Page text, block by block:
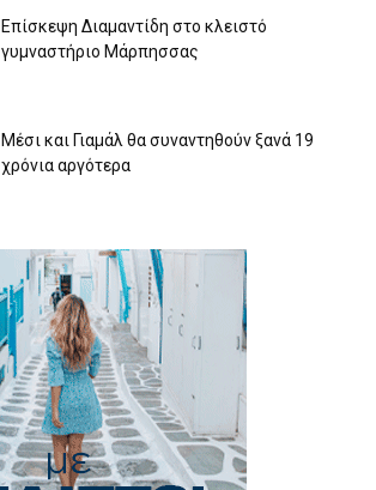
Επίσκεψη Διαμαντίδη στο κλειστό
γυμναστήριο Μάρπησσας
Μέσι και Γιαμάλ θα συναντηθούν ξανά 19
χρόνια αργότερα